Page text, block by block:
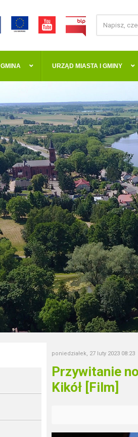
GMINA URZĄD MIASTA I GMINY
poniedziałek, 27 luty 2023 08:23
Przywitanie
Kikół [Film]